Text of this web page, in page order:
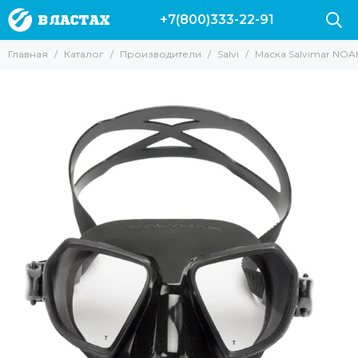
Производители
H.DESSAULT
Riffe
Mares
Cressi
AquaDiscovery
Beuchat
+7(800)333-22-91
Главная Каталог Производители Salvi Маска Salvimar